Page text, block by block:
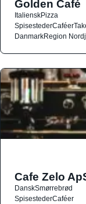
Golden Café
ItalienskPizza
SpisestederCaféer
DanmarkRegion
Cafe Zelo
DanskSmørrebrød
SpisestederCaféer